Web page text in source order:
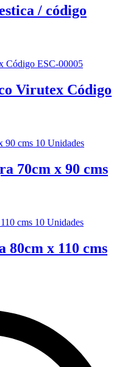
/ código
Virutex Código
70cm x 90 cms
80cm x 110 cms